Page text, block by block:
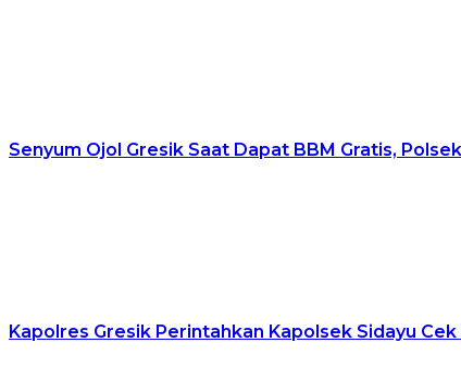
Senyum Ojol Gresik Saat Dapat BBM Gratis,
Kapolres Gresik Perintahkan Kapolsek Sidayu